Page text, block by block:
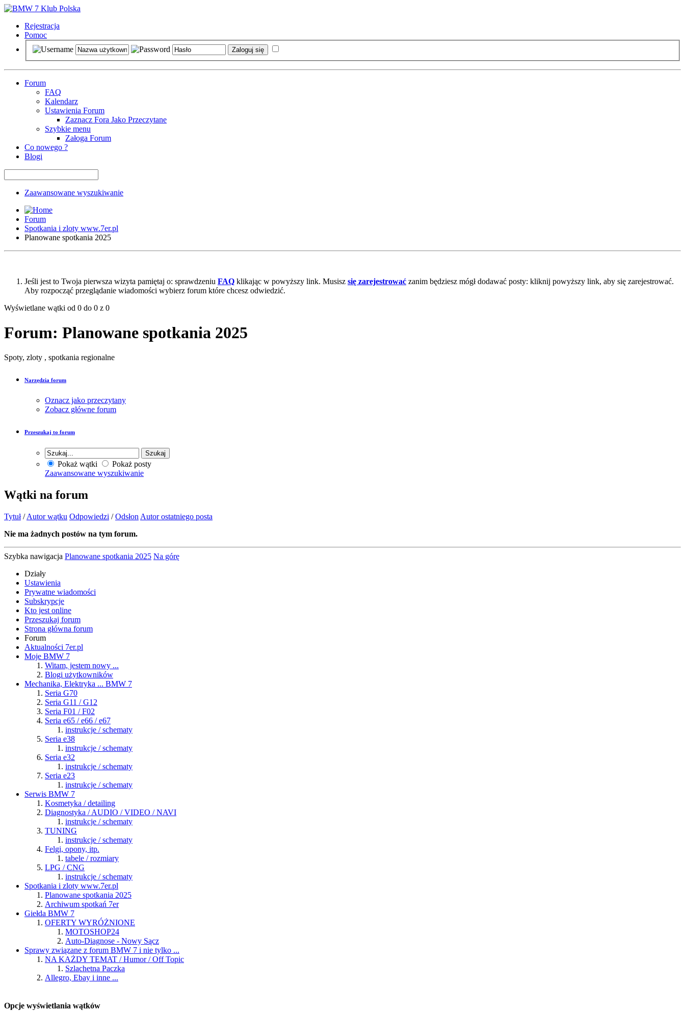
Rejestracja
Pomoc
Forum
FAQ
Kalendarz
Ustawienia Forum
Zaznacz Fora Jako Przeczytane
Szybkie menu
Załoga Forum
Co nowego ?
Blogi
Zaawansowane wyszukiwanie
Forum
Spotkania i zloty www.7er.pl
Planowane spotkania 2025
Jeśli jest to Twoja pierwsza wizyta pamiętaj o: sprawdzeniu FAQ klikając w powyższy link. Musisz się zarejestrować zanim będziesz mógł dodawać posty: kliknij powyższy link, aby się zarejestrować.
Aby rozpocząć przeglądanie wiadomości wybierz forum które chcesz odwiedzić.
Wyświetlane wątki od 0 do 0 z 0
Forum: Planowane spotkania 2025
Spoty, zloty , spotkania regionalne
Narzędzia forum
Oznacz jako przeczytany
Zobacz główne forum
Przeszukaj to forum
Pokaż wątki
Pokaż posty
Zaawansowane wyszukiwanie
Wątki na forum
Tytuł/Autor wątku Odpowiedzi /Odsłon Autor ostatniego posta
Nie ma żadnych postów na tym forum.
Szybka nawigacja Planowane spotkania 2025 Na górę
Działy
Ustawienia
Prywatne wiadomości
Subskrypcje
Kto jest online
Przeszukaj forum
Strona główna forum
Forum
Aktualności 7er.pl
Moje BMW 7
Witam, jestem nowy ...
Blogi użytkowników
Mechanika, Elektryka ... BMW 7
Seria G70
Seria G11 / G12
Seria F01 / F02
Seria e65 / e66 / e67
instrukcje / schematy
Seria e38
instrukcje / schematy
Seria e32
instrukcje / schematy
Seria e23
instrukcje / schematy
Serwis BMW 7
Kosmetyka / detailing
Diagnostyka / AUDIO / VIDEO / NAVI
instrukcje / schematy
TUNING
instrukcje / schematy
Felgi, opony, itp.
tabele / rozmiary
LPG / CNG
instrukcje / schematy
Spotkania i zloty www.7er.pl
Planowane spotkania 2025
Archiwum spotkań 7er
Giełda BMW 7
OFERTY WYRÓŻNIONE
MOTOSHOP24
Auto-Diagnose - Nowy Sącz
Sprawy związane z forum BMW 7 i nie tylko ...
NA KAŻDY TEMAT / Humor / Off Topic
Szlachetna Paczka
Allegro, Ebay i inne ...
Opcje wyświetlania wątków